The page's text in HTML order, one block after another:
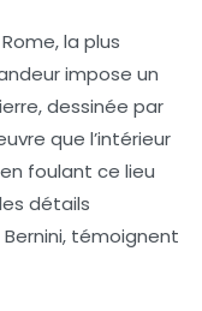
, la plus
impose un
dessinée par
que l’intérieur
foulant ce lieu
détails
témoignent